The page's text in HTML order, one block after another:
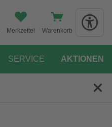
Merkzettel Warenkorb
SERVICE AKTIONEN